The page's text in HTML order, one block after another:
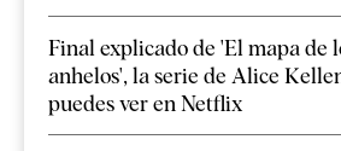
Final explicado de 'El mapa de
anhelos', la serie de Alice
puedes ver en Netflix